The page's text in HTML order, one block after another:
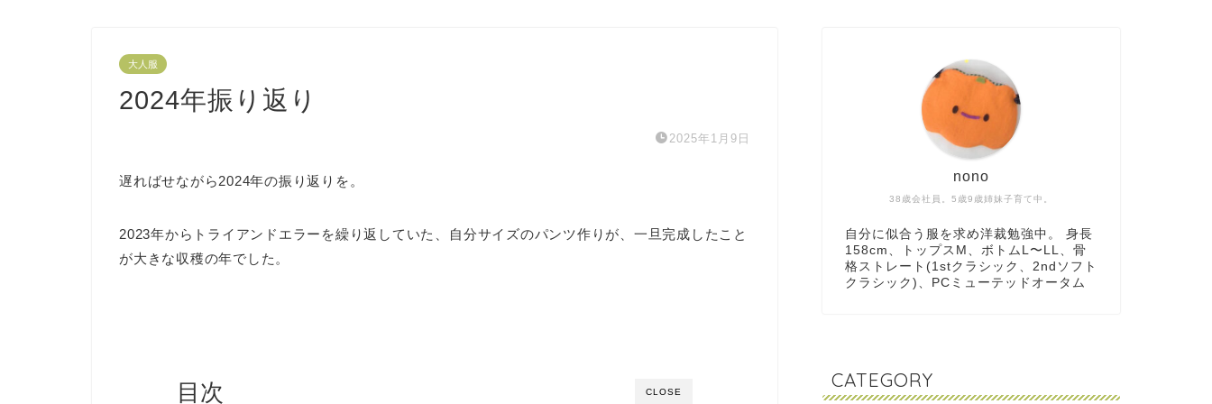
大人服
2024年振り返り
2025年1月9日
遅ればせながら2024年の振り返りを。
2023年からトライアンドエラーを繰り返していた、自分サイズのパンツ作りが、一旦完成したこと
が大きな収穫の年でした。
CLOSE
目次
38歳会社員。5歳9歳姉妹子育て中。
nono
自分に似合う服を求め洋裁勉強中。 身長
158cm、トップスM、ボトムL〜LL、骨
格ストレート(1stクラシック、2ndソフト
クラシック)、PCミューテッドオータム
CATEGORY